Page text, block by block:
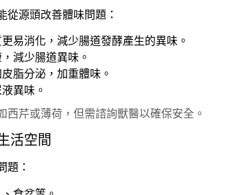
從源頭改善體味問題：
易消化，減少腸道發酵產生的異味。
減少腸道異味。
脂分泌，加重體味。
異味。
芹或薄荷，但需諮詢獸醫以確保安全。
活空間
題：